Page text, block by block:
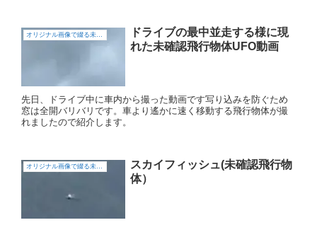
オリジナル画像で綴る未確認飛行物体（UFO)
ドライブの最中並走する様に現
れた未確認飛行物体UFO動画
先日、ドライブ中に車内から撮った動画です写り込みを防ぐため
窓は全開バリバリです。車より遙かに速く移動する飛行物体が撮
れましたので紹介します。
オリジナル画像で綴る未確認飛行物体（UFO)
スカイフィッシュ(未確認飛行物
体）